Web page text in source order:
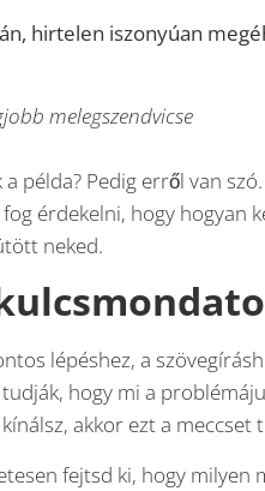
hirtelen iszonyúan
melegszendvicse
példa? Pedig erről van
érdekelni, hogy hogyan
neked.
lépéshez, a
hogy mi a
akkor ezt a meccset
fejtsd ki, hogy